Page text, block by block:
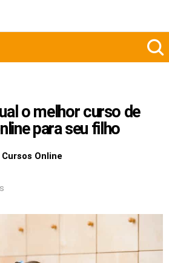
o melhor curso de
para seu filho
Online